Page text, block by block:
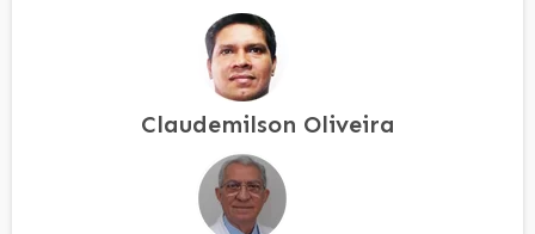
Claudemilson Oliveira